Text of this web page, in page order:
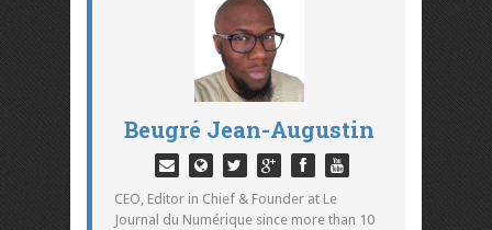
Beugré Jean-Augustin
CEO, Editor in Chief & Founder at Le
Journal du Numérique since more than 10